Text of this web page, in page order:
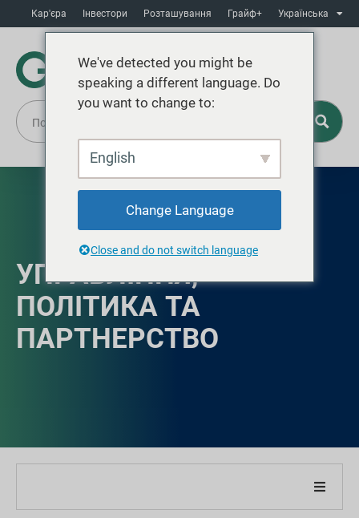
Кар'єра Інвестори Розташування Грайф+ Українська
УПРАВЛІННЯ,
ПОЛІТИКА ТА
ПАРТНЕРСТВО
We've detected you might be
speaking a different language. Do
you want to change to:
English
Change Language
Close and do not switch language